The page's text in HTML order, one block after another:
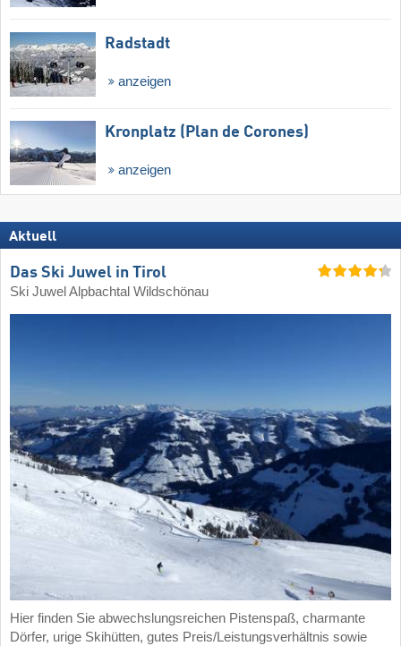
Radstadt
anzeigen
Kronplatz (Plan de Corones)
anzeigen
Aktuell
Das Ski Juwel in Tirol
Ski Juwel Alpbachtal Wildschönau
Hier finden Sie abwechslungsreichen Pistenspaß, charmante
Dörfer, urige Skihütten, gutes Preis/Leistungsverhältnis sowie